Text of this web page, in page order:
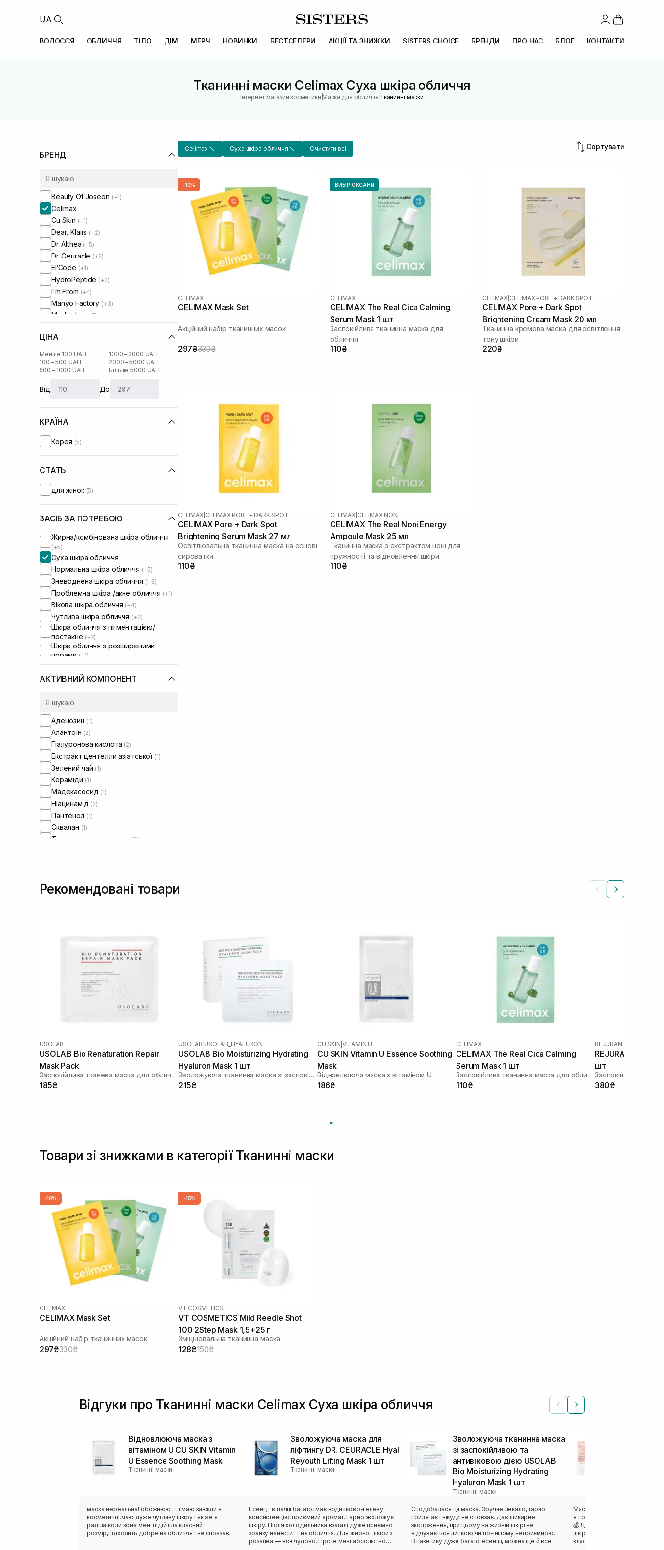
UA
ВОЛОССЯ ОБЛИЧЧЯ ТІЛО ДІМ МЕРЧ НОВИНКИ БЕСТСЕЛЕРИ АКЦІЇ ТА ЗНИЖКИ SISTERS CHOICE БРЕНДИ ПРО НАС БЛОГ КОНТАКТИ
Тканинні маски Celimax Суха шкіра обличчя
Інтернет магазин косметики |Маска для обличчя |Тканинні маски
БРЕНД
Beauty Of Joseon (+1)
Celimax
Cu Skin (+1)
Dear, Klairs (+2)
Dr. Althea (+5)
Dr. Ceuracle (+2)
El’Code (+1)
HydroPeptide (+2)
I'm From (+4)
Manyo Factory (+3)
Medicube (+5)
Needly
Numbuzin (+2)
Patchology
RARE Paris
Real Barrier (+3)
Rosy Drop
Round Lab
UIQ(+1)
Usolab(+2)
VT Cosmetics
ЦІНА
Менше 100 UAH
100 – 500 UAH
500 – 1000 UAH
1000 – 2000 UAH
2000 – 5000 UAH
Більше 5000 UAH
Від До
КРАЇНА
Корея (5)
СТАТЬ
для жінок (5)
ЗАСІБ ЗА ПОТРЕБОЮ
Жирна/комбінована шкіра обличчя
(+5)
Суха шкіра обличчя
Нормальна шкіра обличчя (+5)
Зневоднена шкіра обличчя (+3)
Проблемна шкіра /акне обличчя (+1)
Вікова шкіра обличчя (+4)
Чутлива шкіра обличчя (+2)
Шкіра обличчя з пігментацією/
постакне (+2)
Шкіра обличчя з розширеними
порами (+1)
АКТИВНИЙ КОМПОНЕНТ
Аденозин (1)
Алантоїн (2)
Гіалуронова кислота (2)
Екстракт центелли азіатської (1)
Зелений чай (1)
Кераміди (1)
Мадекасосид (1)
Ніацинамід (2)
Пантенол (1)
Сквалан (1)
Транексамова кислота (2)
Celimax Суха шкіра обличчя Очистити всі Сортувати
-10%
CELIMAX
CELIMAX Mask Set
Акційний набір тканинних масок
297₴330₴
ВИБІР ОКСАНИ
CELIMAX
CELIMAX The Real Cica Calming
Serum Mask 1 шт
Заспокійлива тканинна маска для
обличчя
110₴
CELIMAX CELIMAX PORE + DARK SPOT
CELIMAX Pore + Dark Spot
Brightening Cream Mask 20 мл
Тканинна кремова маска для освітлення
тону шкіри
220₴
CELIMAX CELIMAX PORE + DARK SPOT
CELIMAX Pore + Dark Spot
Brightening Serum Mask 27 мл
Освітлювальна тканинна маска на основі
сироватки
110₴
CELIMAX CELIMAX NONI
CELIMAX The Real Noni Energy
Ampoule Mask 25 мл
Тканинна маска з екстрактом ноні для
пружності та відновлення шкіри
110₴
Рекомендовані товари
USOLAB
USOLAB Bio Renaturation Repair
Mask Pack
Заспокійлива тканева маска для обличчя
185₴
USOLAB USOLAB_HYALURON
USOLAB Bio Moisturizing Hydrating
Hyaluron Mask 1 шт
Зволожуюча тканинна маска зі заспокійливою та антивіковою дією
215₴
CU SKIN |VITAMIN U
CU SKIN Vitamin U Essence Soothing
Mask
Відновлююча маска з вітаміном U
186₴
CELIMAX
CELIMAX The Real Cica Calming
Serum Mask 1 шт
Заспокійлива тканинна маска для обличчя
110₴
REJURAN
REJURAN
шт
380₴
Товари зі знижками в категорії Тканинні маски
-10%
CELIMAX
CELIMAX Mask Set
Акційний набір тканинних масок
297₴330₴
-15%
VT COSMETICS
VT COSMETICS Mild Reedle Shot
100 2Step Mask 1,5+25 г
Зміцнювальна тканинна маска
128₴150₴
Відгуки про Тканинні маски Celimax Суха шкіра обличчя
Відновлююча маска з
вітаміном U CU SKIN Vitamin
U Essence Soothing Mask
Тканинні маски
маска нереальна! обожнюю її і маю завжди в
косметичці.маю дуже чутливу шкіру і як же я
раділа,коли вона мені підійшла.класний
розмір,підходить добре на обличчя і не сповзає.
Зволожуюча маска для
ліфтингу DR. CEURACLE Hyal
Reyouth Lifting Mask 1 шт
Тканинні маски
Есенції в пачці багато, має водичково-гелеву
консистенцію, приємний аромат. Гарно зволожує
шкіру. Після холодильника взагалі дуже приємно
зранку нанести її на обличчя. Для жирної шкіри з
розацеа — все чудово. Проте мені абсолютно
Зволожуюча тканинна маска
зі заспокійливою та
антивіковою дією USOLAB
Bio Moisturizing Hydrating
Hyaluron Mask 1 шт
Тканинні маски
Сподобалася ця маска. Зручне лекало, гарно
прилягає і нікуди не сповзає. Дає шикарне
зволоження, при цьому на жирній шкірі не
відчувається липкою чи по-іншому неприємною.
В пакетику дуже багато есенціі, можна ще й все
Маска відзначилась своєю
я потім перелила і
💰 Дуже комфортний гель,
шкіру без відчуття липкості.
класний пламп-ефект на шкірі